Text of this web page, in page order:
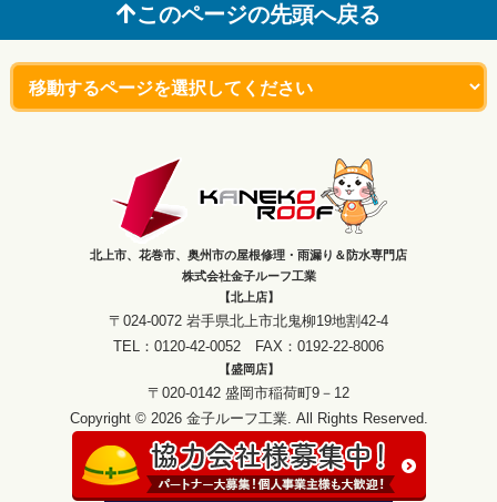
このページの先頭へ戻る
北上市、花巻市、奥州市の屋根修理・雨漏り＆防水専門店
株式会社金子ルーフ工業
【北上店】
〒024-0072 岩手県北上市北鬼柳19地割42-4
TEL：0120-42-0052 FAX：0192-22-8006
【盛岡店】
〒020-0142 盛岡市稲荷町9－12
Copyright © 2026 金子ルーフ工業. All Rights Reserved.